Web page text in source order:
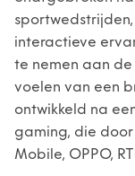
interactieve
te nemen aan
voelen van een
ontwikkeld na
gaming, die
Mobile, OPPO,